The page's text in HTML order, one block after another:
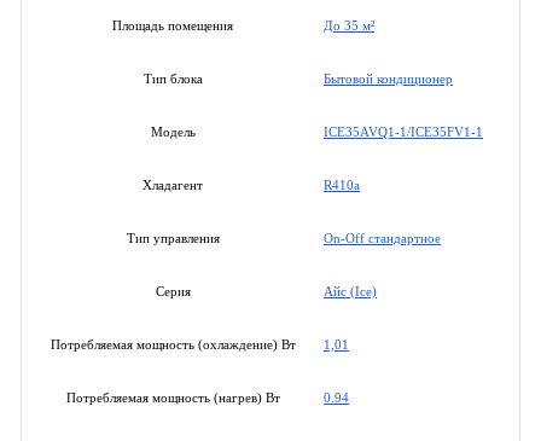
Площадь помещения До 35 м²
Тип блока Бытовой кондиционер
Модель ICE35AVQ1-1/ICE35FV1-1
Хладагент R410a
Тип управления On-Off стандартное
Серия Айс (Ice)
Потребляемая мощность (охлаждение) Вт 1,01
Потребляемая мощность (нагрев) Вт 0.94